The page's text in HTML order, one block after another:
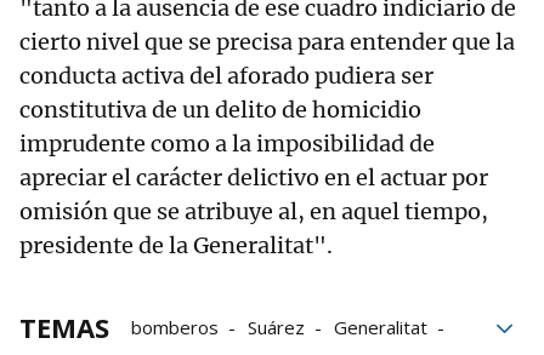
"tanto a la ausencia de ese cuadro indiciario de
cierto nivel que se precisa para entender que la
conducta activa del aforado pudiera ser
constitutiva de un delito de homicidio
imprudente como a la imposibilidad de
apreciar el carácter delictivo en el actuar por
omisión que se atribuye al, en aquel tiempo,
presidente de la Generalitat".
TEMAS bomberos Suárez
Generalitat